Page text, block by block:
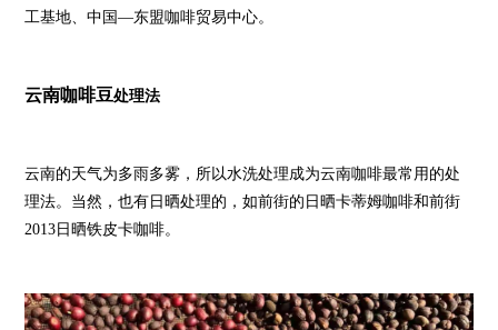
工基地、中国—东盟咖啡贸易中心。
云南咖啡豆处理法
云南的天气为多雨多雾，所以水洗处理成为云南咖啡最常用的处
理法。当然，也有日晒处理的，如前街的日晒卡蒂姆咖啡和前街
2013日晒铁皮卡咖啡。